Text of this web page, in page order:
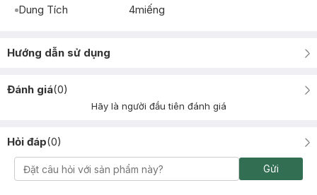
Dung Tích
4miếng
Hướng dẫn sử dụng
Đánh giá(0)
Hãy là người đầu tiên đánh giá
Hỏi đáp(0)
Gửi